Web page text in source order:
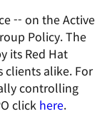
-- on the Active
Policy. The
its Red Hat
clients alike. For
controlling
click here.